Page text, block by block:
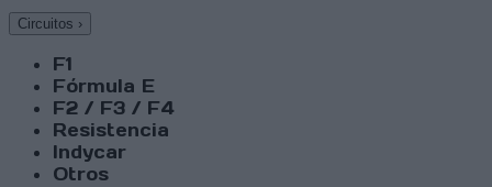
Circuitos ›
F1
Fórmula E
F2 / F3 / F4
Resistencia
Indycar
Otros